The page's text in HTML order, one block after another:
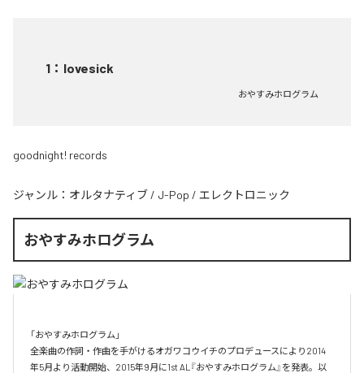
1 ： lovesick
おやすみホログラム
goodnight! records
ジャンル： オルタナティブ / J-Pop / エレクトロニック
おやすみホログラム
「おやすみホログラム」
全楽曲の作詞・作曲を⼿がけるオガワコウイチのプロデュースにより2014
年5⽉より活動開始、2015年9⽉に1st AL『おやすみホログラム』を発表。以